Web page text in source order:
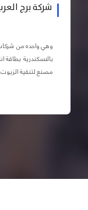
شركة برج
وهي واحده من
مصنع لتنقية